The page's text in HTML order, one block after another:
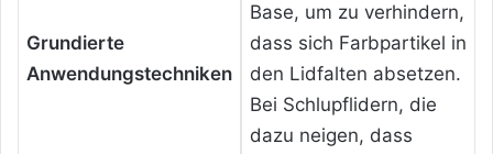
Grundierte
Anwendungstechniken
Base, um zu verhindern,
dass sich Farbpartikel in
den Lidfalten absetzen.
Bei Schlupflidern, die
dazu neigen, dass